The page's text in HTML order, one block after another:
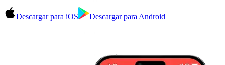
Descargar para iOS Descargar para Android